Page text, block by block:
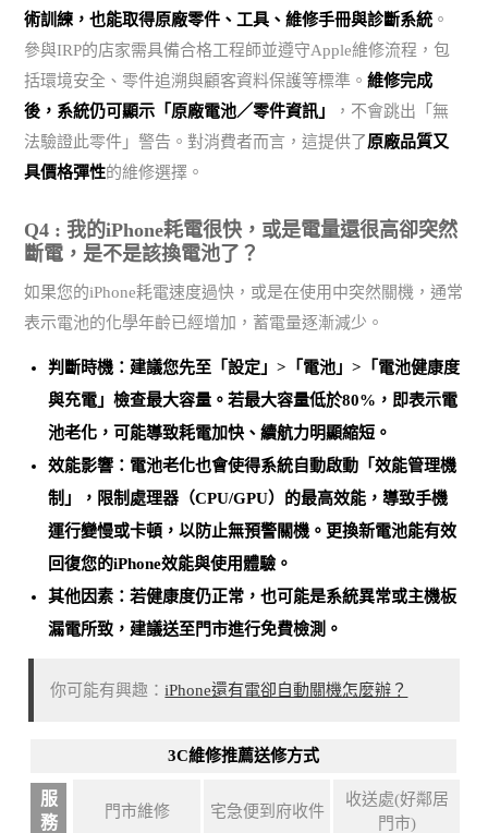
術訓練，也能取得原廠零件、工具、維修手冊與診斷系統 。
參與IRP的店家需具備合格工程師並遵守Apple維修流程，包
括環境安全、零件追溯與顧客資料保護等標準。維修完成
後，系統仍可顯示「原廠電池／零件資訊」
，不會跳出「無
法驗證此零件」警告。對消費者而言，這提供了原廠品質又
具價格彈性的維修選擇。
Q4 : 我的iPhone耗電很快，或是電量還很高卻突然
斷電，是不是該換電池了？
如果您的iPhone耗電速度過快，或是在使用中突然關機，通常
表示電池的化學年齡已經增加，蓄電量逐漸減少。
判斷時機：建議您先至「設定」>「電池」>「電池健康度
與充電」檢查最大容量。若最大容量低於80%，即表示電
池老化 ，可能導致耗電加快、續航力明顯縮短。
效能影響：電池老化也會使得系統自動啟動「效能管理機
制」，限制處理器（CPU/GPU）的最高效能，導致手機
運行變慢或卡頓，以防止無預警關機。 更換新電池能有效
回復您的iPhone效能與使用體驗 。
其他因素：若健康度仍正常，也可能是系統異常或主機板
漏電所致 ，建議送至門市進行免費檢測。
你可能有興趣：iPhone還有電卻自動關機怎麼辦？
3C維修推薦送修方式
服
務
門市維修 宅急便到府收件
收送處(好鄰居
門市)